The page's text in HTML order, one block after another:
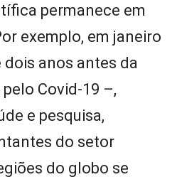
permanece em
exemplo, em janeiro
anos antes da
Covid-19 –,
e pesquisa,
do setor
do globo se